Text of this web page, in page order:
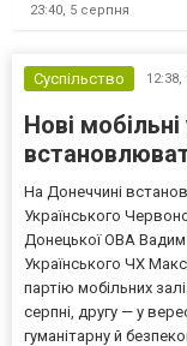
23:40, 5 серпня
Суспільство 12:38,
Нові
На Донеччині
Українського
Донецької ОВА Вадим
Українського ЧХ
партію мобільних
серпні, другу — у
гуманітарну й